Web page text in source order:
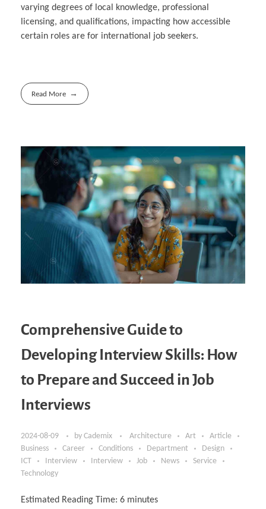
varying degrees of local knowledge, professional
licensing, and qualifications, impacting how accessible
certain roles are for international job seekers.
Read More
Comprehensive Guide to
Developing Interview Skills: How
to Prepare and Succeed in Job
Interviews
2024-08-09 by Cademix Architecture Art
Article
Business
Career Conditions Department
Design
ICT
Interview Interview Job News
Service
Technology
Estimated Reading Time: 6 minutes